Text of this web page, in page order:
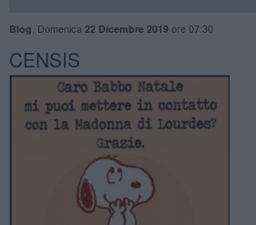
Blog Domenica 22 Dicembre 2019ore 07:30
CENSIS